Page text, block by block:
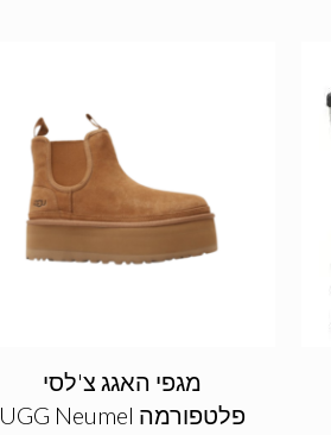
מגפי האגג צ'לסי
פלטפורמה UGG Neumel